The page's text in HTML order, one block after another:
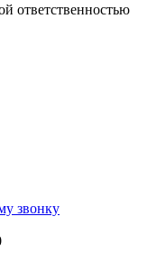
ответственностью
звонку